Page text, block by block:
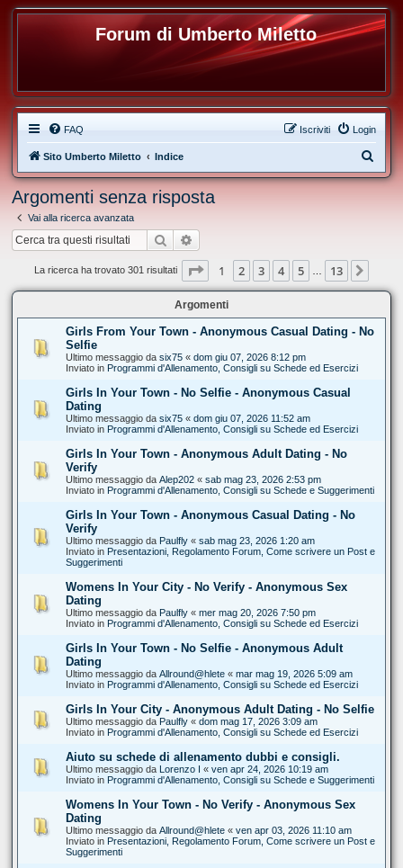
Forum di Umberto Miletto
FAQ Login
Iscriviti
Sito Umberto Miletto Indice
e
Argomenti senza risposta
Vai alla ricerca avanzata
Cerca
La ricerca ha trovato 301 risultati Pagina di 13
1 2 3 4 5 13
Argomenti
Girls From Your Town - Anonymous Casual Dating - No
Selfie
Ultimo messaggio da six75 « dom giu 07, 2026 8:12 pm
Inviato in Programmi d'Allenamento, Consigli su Schede ed Esercizi
Girls In Your Town - No Selfie - Anonymous Casual
Dating
Ultimo messaggio da six75 « dom giu 07, 2026 11:52 am
Inviato in Programmi d'Allenamento, Consigli su Schede ed Esercizi
Girls In Your Town - Anonymous Adult Dating - No
Verify
Ultimo messaggio da Alep202 « sab mag 23, 2026 2:53 pm
Inviato in Programmi d'Allenamento, Consigli su Schede e Suggerimenti
Girls In Your Town - Anonymous Casual Dating - No
Verify
Ultimo messaggio da Paulfly « sab mag 23, 2026 1:20 am
Inviato in Presentazioni, Regolamento Forum, Come scrivere un Post e
Suggerimenti
Womens In Your City - No Verify - Anonymous Sex
Dating
Ultimo messaggio da Paulfly « mer mag 20, 2026 7:50 pm
Inviato in Programmi d'Allenamento, Consigli su Schede ed Esercizi
Girls In Your Town - No Selfie - Anonymous Adult
Dating
Ultimo messaggio da Allround@hlete « mar mag 19, 2026 5:09 am
Inviato in Programmi d'Allenamento, Consigli su Schede ed Esercizi
Girls In Your City - Anonymous Adult Dating - No Selfie
Ultimo messaggio da Paulfly « dom mag 17, 2026 3:09 am
Inviato in Programmi d'Allenamento, Consigli su Schede ed Esercizi
Aiuto su schede di allenamento dubbi e consigli.
Ultimo messaggio da Lorenzo I « ven apr 24, 2026 10:19 am
Inviato in Programmi d'Allenamento, Consigli su Schede e Suggerimenti
Womens In Your Town - No Verify - Anonymous Sex
Dating
Ultimo messaggio da Allround@hlete « ven apr 03, 2026 11:10 am
Inviato in Presentazioni, Regolamento Forum, Come scrivere un Post e
Suggerimenti